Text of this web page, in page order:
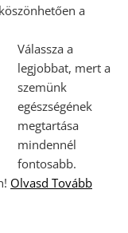
a
Válassza a
legjobbat, mert a
szemünk
egészségének
megtartása
mindennél
fontosabb.
Olvasd Tovább